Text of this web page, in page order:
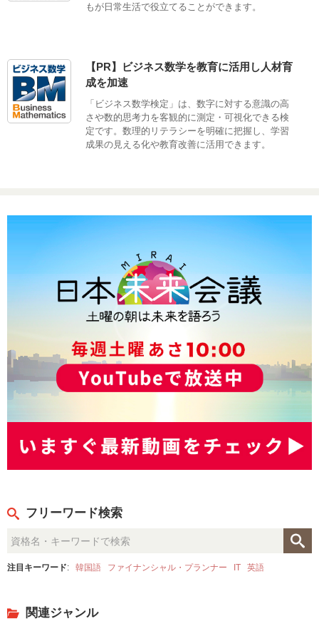
もが日常生活で役立てることができます。
【PR】ビジネス数学を教育に活用し人材育
成を加速
「ビジネス数学検定」は、数字に対する意識の高
さや数的思考力を客観的に測定・可視化できる検
定です。数理的リテラシーを明確に把握し、学習
成果の見える化や教育改善に活用できます。
フリーワード検索
注目キーワード: 韓国語 ファイナンシャル・プランナー IT 英語
関連ジャンル